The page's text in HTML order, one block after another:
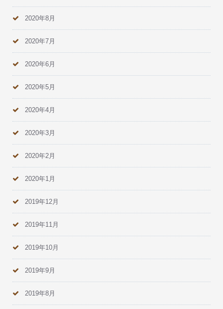
2020年8月
2020年7月
2020年6月
2020年5月
2020年4月
2020年3月
2020年2月
2020年1月
2019年12月
2019年11月
2019年10月
2019年9月
2019年8月